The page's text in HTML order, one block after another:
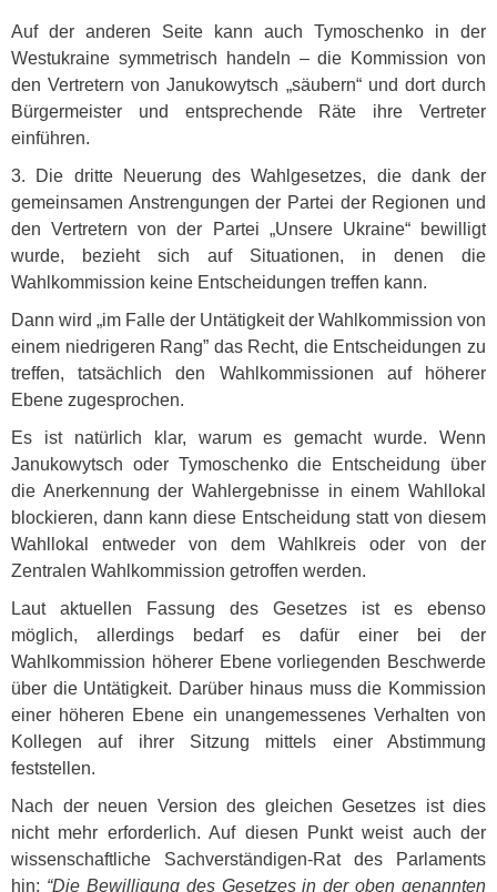
Auf der anderen Seite kann auch Tymoschenko in der
Westukraine symmetrisch handeln – die Kommission von
den Vertretern von Janukowytsch „säubern“ und dort durch
Bürgermeister und entsprechende Räte ihre Vertreter
einführen.
3. Die dritte Neuerung des Wahlgesetzes, die dank der
gemeinsamen Anstrengungen der Partei der Regionen und
den Vertretern von der Partei „Unsere Ukraine“ bewilligt
wurde, bezieht sich auf Situationen, in denen die
Wahlkommission keine Entscheidungen treffen kann.
Dann wird „im Falle der Untätigkeit der Wahlkommission von
einem niedrigeren Rang” das Recht, die Entscheidungen zu
treffen, tatsächlich den Wahlkommissionen auf höherer
Ebene zugesprochen.
Es ist natürlich klar, warum es gemacht wurde. Wenn
Janukowytsch oder Tymoschenko die Entscheidung über
die Anerkennung der Wahlergebnisse in einem Wahllokal
blockieren, dann kann diese Entscheidung statt von diesem
Wahllokal entweder von dem Wahlkreis oder von der
Zentralen Wahlkommission getroffen werden.
Laut aktuellen Fassung des Gesetzes ist es ebenso
möglich, allerdings bedarf es dafür einer bei der
Wahlkommission höherer Ebene vorliegenden Beschwerde
über die Untätigkeit. Darüber hinaus muss die Kommission
einer höheren Ebene ein unangemessenes Verhalten von
Kollegen auf ihrer Sitzung mittels einer Abstimmung
feststellen.
Nach der neuen Version des gleichen Gesetzes ist dies
nicht mehr erforderlich. Auf diesen Punkt weist auch der
wissenschaftliche Sachverständigen-Rat des Parlaments
hin: “Die Bewilligung des Gesetzes in der oben genannten